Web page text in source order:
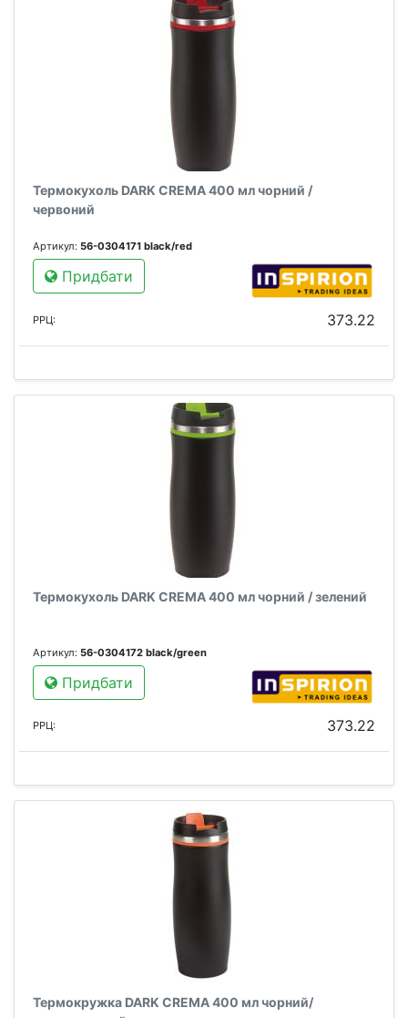
Термокухоль DARK CREMA 400 мл чорний /
червоний
Артикул: 56-0304171 black/red
Придбати
РРЦ: 373.22
Термокухоль DARK CREMA 400 мл чорний / зелений
Артикул: 56-0304172 black/green
Придбати
РРЦ: 373.22
Термокружка DARK CREMA 400 мл чорний/